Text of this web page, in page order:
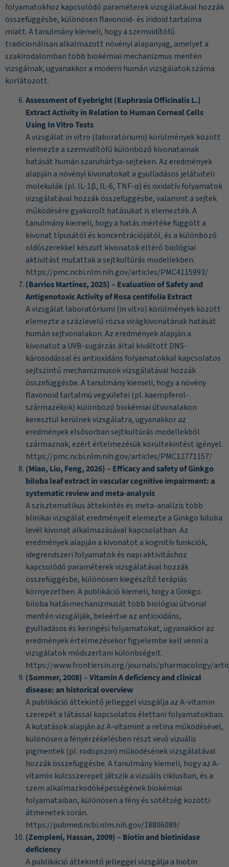
folyamatokhoz kapcsolódó paraméterek vizsgálatával hozzák
összefüggésbe, különösen flavonoid- és iridoid tartalma
miatt. A tanulmány kiemeli, hogy a szemvidítófű
tradicionálisan alkalmazott növényi alapanyag, amelyet a
szakirodalomban több biokémiai mechanizmus mentén
vizsgálnak, ugyanakkor a modern humán vizsgálatok száma
korlátozott.
Assessment of Eyebright (Euphrasia Officinalis L.)
Extract Activity in Relation to Human Corneal Cells
Using In Vitro Tests
A vizsgálat in vitro (laboratóriumi) körülmények között
elemezte a szemvidítófű különböző kivonatainak
hatását humán szaruhártya-sejteken. Az eredmények
alapján a növényi kivonatokat a gyulladásos jelátviteli
molekulák (pl. IL-1β, IL-6, TNF-α) és oxidatív folyamatok
vizsgálatával hozzák összefüggésbe, valamint a sejtek
működésére gyakorolt hatásukat is elemezték. A
tanulmány kiemeli, hogy a hatás mértéke függött a
kivonat típusától és koncentrációjától, és a különböző
oldószerekkel készült kivonatok eltérő biológiai
aktivitást mutattak a sejtkultúrás modellekben.
https://pmc.ncbi.nlm.nih.gov/articles/PMC4115993/
(Barrios Martínez, 2025) – Evaluation of Safety and
Antigenotoxic Activity of Rosa centifolia Extract
A vizsgálat laboratóriumi (in vitro) körülmények között
elemezte a százlevelű rózsa virágkivonatának hatását
humán sejtvonalakon. Az eredmények alapján a
kivonatot a UVB-sugárzás által kiváltott DNS-
károsodással és antioxidáns folyamatokkal kapcsolatos
sejtszintű mechanizmusok vizsgálatával hozzák
összefüggésbe. A tanulmány kiemeli, hogy a növény
flavonoid tartalmú vegyületei (pl. kaempferol-
származékok) különböző biokémiai útvonalakon
keresztül kerülnek vizsgálatra, ugyanakkor az
eredmények elsősorban sejtkultúrás modellekből
származnak, ezért értelmezésük körültekintést igényel.
https://pmc.ncbi.nlm.nih.gov/articles/PMC12771157/
(Miao, Liu, Feng, 2026) – Efficacy and safety of Ginkgo
biloba leaf extract in vascular cognitive impairment: a
systematic review and meta-analysis
A szisztematikus áttekintés és meta-analízis több
klinikai vizsgálat eredményeit elemezte a Ginkgo biloba
levél kivonat alkalmazásával kapcsolatban. Az
eredmények alapján a kivonatot a kognitív funkciók,
idegrendszeri folyamatok és napi aktivitáshoz
kapcsolódó paraméterek vizsgálatával hozzák
összefüggésbe, különösen kiegészítő terápiás
környezetben. A publikáció kiemeli, hogy a Ginkgo
biloba hatásmechanizmusát több biológiai útvonal
mentén vizsgálják, beleértve az antioxidáns,
gyulladásos és keringési folyamatokat, ugyanakkor az
eredmények értelmezésekor figyelembe kell venni a
vizsgálatok módszertani különbségeit.
https://www.frontiersin.org/journals/pharmacology/
(Sommer, 2008) – Vitamin A deficiency and clinical
disease: an historical overview
A publikáció áttekintő jelleggel vizsgálja az A-vitamin
szerepét a látással kapcsolatos élettani folyamatokban.
A kutatások alapján az A-vitamint a retina működésével,
különösen a fényérzékelésben részt vevő vizuális
pigmentek (pl. rodopszin) működésének vizsgálatával
hozzák összefüggésbe. A tanulmány kiemeli, hogy az A-
vitamin kulcsszerepet játszik a vizuális ciklusban, és a
szem alkalmazkodóképességének biokémiai
folyamataiban, különösen a fény és sötétség közötti
átmenetek során.
https://pubmed.ncbi.nlm.nih.gov/18806089/
(Zempleni, Hassan, 2009) – Biotin and biotinidase
deficiency
A publikáció áttekintő jelleggel vizsgálja a biotin